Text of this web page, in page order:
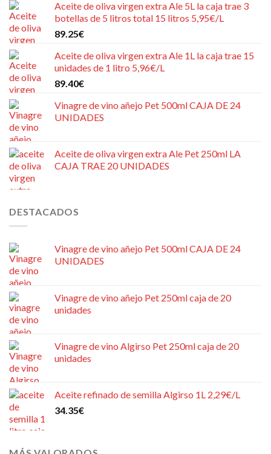
Aceite de oliva virgen extra Ale 5L la caja trae 3
botellas de 5 litros total 15 litros 5,95€/L
89.25€
Aceite de oliva virgen extra Ale 1L la caja trae 15
unidades de 1 litro 5,96€/L
89.40€
Vinagre de vino añejo Pet 500ml CAJA DE 24
UNIDADES
Aceite de oliva virgen extra Ale Pet 250ml LA
CAJA TRAE 20 UNIDADES
DESTACADOS
Vinagre de vino añejo Pet 500ml CAJA DE 24
UNIDADES
Vinagre de vino añejo Pet 250ml caja de 20
unidades
Vinagre de vino Algirso Pet 250ml caja de 20
unidades
Aceite refinado de semilla Algirso 1L 2,29€/L
34.35€